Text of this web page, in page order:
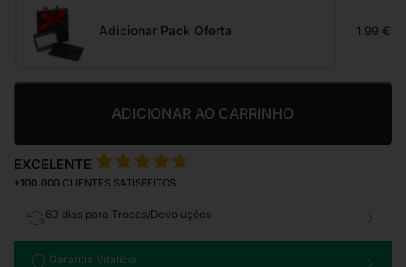
Adicionar Pack Oferta 1.99 €
ADICIONAR AO CARRINHO
EXCELENTE
+100.000 CLIENTES SATISFEITOS
60 dias para Trocas/Devoluções
Garantia Vitalícia